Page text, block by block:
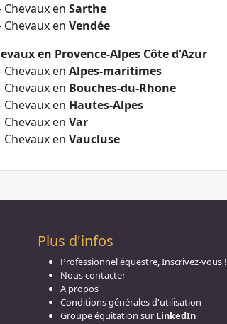
en Sarthe
en Vendée
en Provence-Alpes Côte d'Azur
en Alpes-maritimes
en Bouches-du-Rhone
en Hautes-Alpes
en Var
en Vaucluse
Plus d'infos
Professionnel équestre, Inscrivez-vous !
Nous contacter
A propos
Conditions générales d'utilisation
Groupe équitation sur LinkedIn